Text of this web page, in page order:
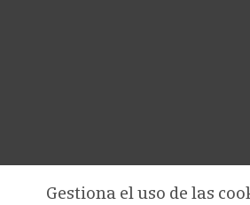
Gestiona el uso de las